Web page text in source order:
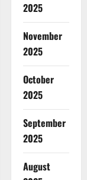
2025
November
2025
October
2025
September
2025
August